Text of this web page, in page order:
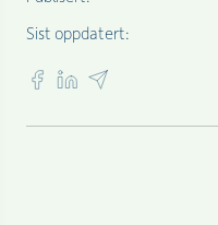
Sist oppdatert: